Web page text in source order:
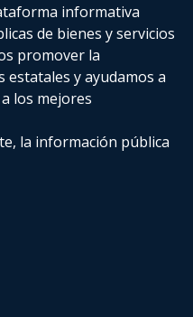
informativa
de bienes y servicios
promover la
estatalesy ayudamos a
los mejores
la información pública